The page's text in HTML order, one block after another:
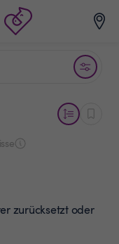
zurücksetzt oder